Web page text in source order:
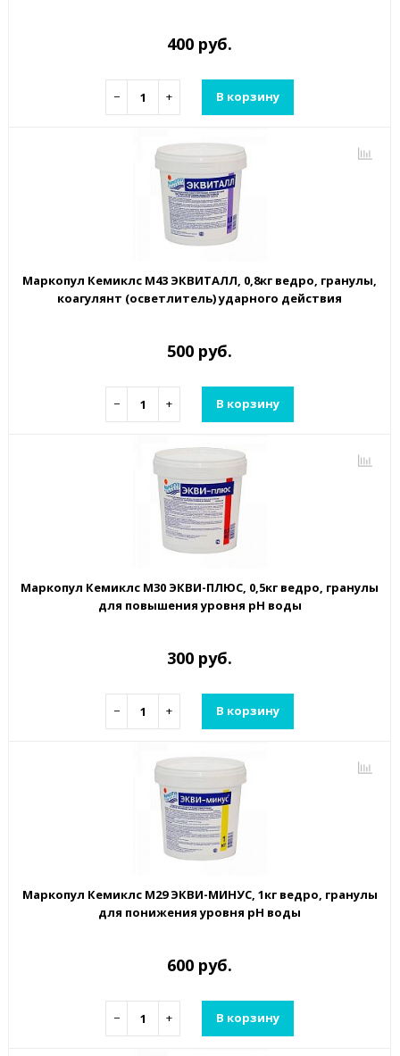
400 руб.
− + В корзину
Маркопул Кемиклс М43 ЭКВИТАЛЛ, 0,8кг ведро, гранулы,
коагулянт (осветлитель) ударного действия
500 руб.
− + В корзину
Маркопул Кемиклс М30 ЭКВИ-ПЛЮС, 0,5кг ведро, гранулы
для повышения уровня рН воды
300 руб.
− + В корзину
Маркопул Кемиклс М29 ЭКВИ-МИНУС, 1кг ведро, гранулы
для понижения уровня рН воды
600 руб.
− + В корзину